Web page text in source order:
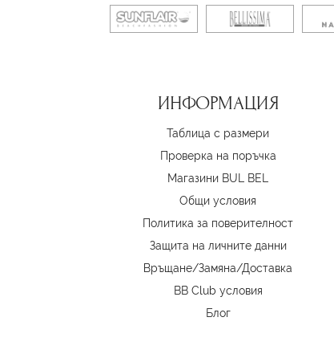
ИНФОРМАЦИЯ
Таблица с размери
Проверка на поръчка
Магазини BUL BEL
Oбщи условия
Политика за поверителност
Защита на личните данни
Връщане/Замяна/Доставка
BB Club условия
Блог